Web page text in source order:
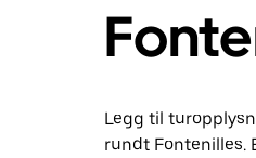
Legg til
rundt Fontenilles.